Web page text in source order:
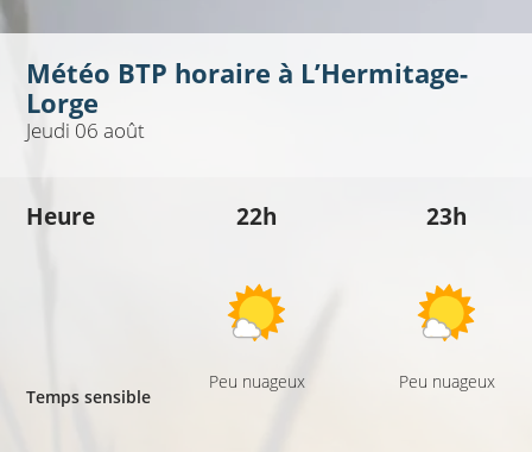
Météo BTP horaire à L’Hermitage-
Lorge
Jeudi 06 août
Heure
Temps sensible
22h
Peu nuageux
23h
Peu nuageux